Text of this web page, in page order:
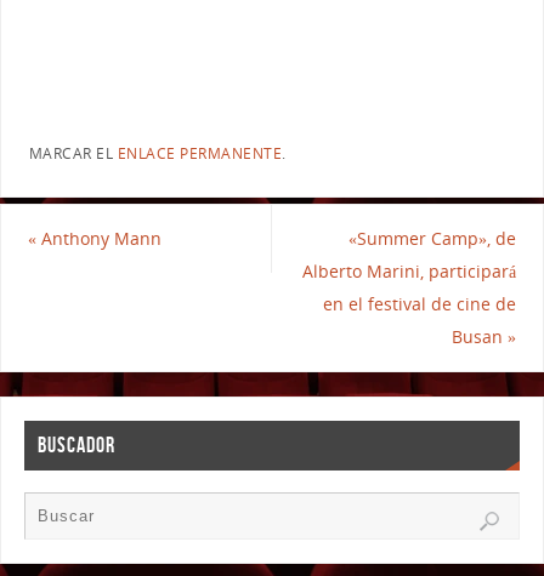
MARCAR EL ENLACE PERMANENTE.
«Anthony Mann
«Summer Camp», de
Alberto Marini, participará
en el festival de cine de
Busan»
BUSCADOR